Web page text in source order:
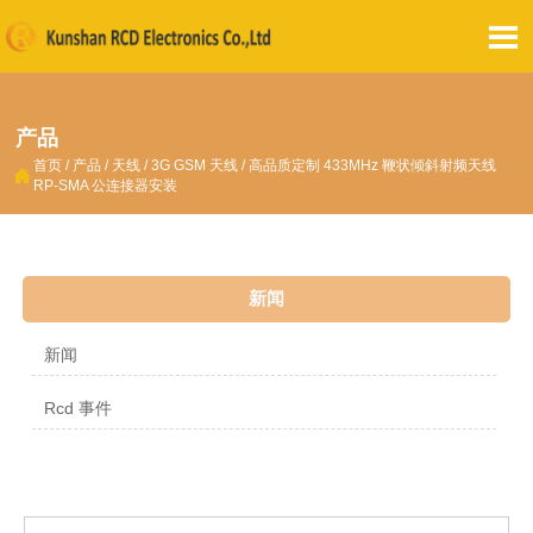

产品
 首页 / 产品 / 天线 /3G GSM 天线 /高品质定制 433MHz 鞭状倾斜射频天线
RP-SMA 公连接器安装
新闻
新闻
Rcd 事件